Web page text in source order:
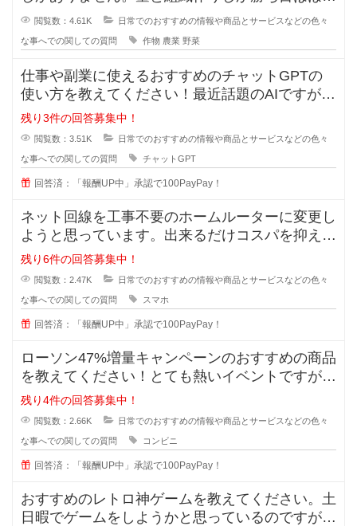
んどありません。場所の取り合いは
閲覧数：4.61K 日常でのおすすめの情報や商品とサービスなどの色々
な事へでの関しての質問 作物 農業 野菜
仕事や副業に使えるおすすめのチャットGPTの
使い方を教えてください！最近話題のAIですが、
実は上手く扱えずどうすれば実用
残り3件の回答募集中！
閲覧数：3.51K 日常でのおすすめの情報や商品とサービスなどの色々
な事へでの関しての質問 チャットGPT
回答済：「報酬UP中」承認で100PayPay！
ネット回線を工事不要のホームルーターに変更し
ようと思っています。出来るだけコスパを抑えた
いです。オススメのルーターやプラ
残り6件の回答募集中！
閲覧数：2.47K 日常でのおすすめの情報や商品とサービスなどの色々
な事へでの関しての質問 スマホ
回答済：「報酬UP中」承認で100PayPay！
ローソン47%増量キャンペーンのおすすめの商品
を教えてください！とても熱いイベントですが、
価格は据え置きなので買ったけど
残り4件の回答募集中！
閲覧数：2.66K 日常でのおすすめの情報や商品とサービスなどの色々
な事へでの関しての質問 コンビニ
回答済：「報酬UP中」承認で100PayPay！
おすすめのレトロ神ゲームを教えてください。土
日暇でゲームをしようかと思っているのですが、